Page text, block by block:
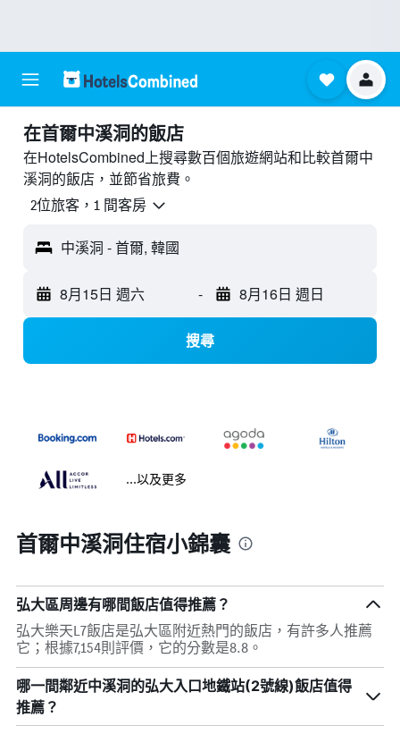
​在首爾中溪洞​的飯店
在HotelsCombined上搜尋數百個旅遊網站和比較首爾中
溪洞的飯店，並節省旅費。
2位旅客，1 間客房
中溪洞 - 首爾, 韓國
8月15日 週六 - 8月16日 週日
搜尋
...以及更多
首爾中溪洞住宿小錦囊
弘大區周邊有哪間飯店值得推薦？
弘大樂天L7飯店是弘大區附近熱門的飯店，有許多人推薦
它；根據7,154則評價，它的分數是8.8。
哪一間鄰近中溪洞的弘大入口地鐵站(2號線)飯店值得
推薦？